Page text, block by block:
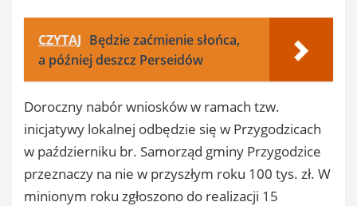
CZYTAJ Będzie zaćmienie słońca,
a później deszcz Perseidów
Doroczny nabór wniosków w ramach tzw.
inicjatywy lokalnej odbędzie się w Przygodzicach
w październiku br. Samorząd gminy Przygodzice
przeznaczy na nie w przyszłym roku 100 tys. zł. W
minionym roku zgłoszono do realizacji 15